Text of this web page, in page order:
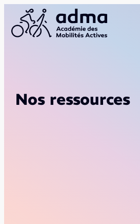
Nos ressources